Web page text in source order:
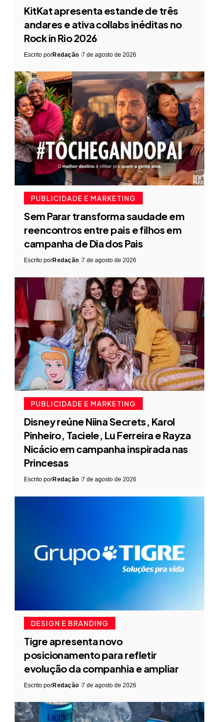
KitKat apresenta estande de três
andares e ativa collabs inéditas no
Rock in Rio 2026
Escrito porRedação 7 de agosto de 2026
PUBLICIDADE E MARKETING
Sem Parar transforma saudade em
reencontros entre pais e filhos em
campanha de Dia dos Pais
Escrito porRedação 7 de agosto de 2026
PUBLICIDADE E MARKETING
Disney reúne Niina Secrets, Karol
Pinheiro, Taciele, Lu Ferreira e Rayza
Nicácio em campanha inspirada nas
Princesas
Escrito porRedação 7 de agosto de 2026
DESIGN E BRANDING
Tigre apresenta novo
posicionamento para refletir
evolução da companhia e ampliar
Escrito porRedação 7 de agosto de 2026